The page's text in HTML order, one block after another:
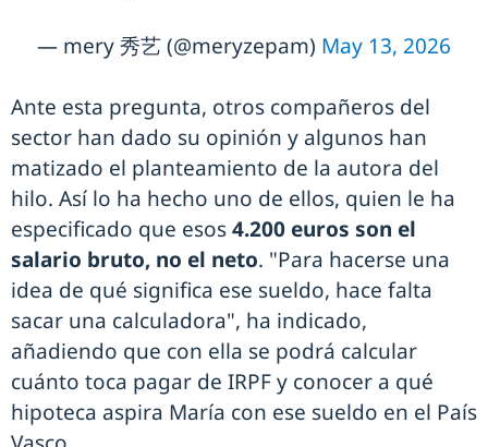
— mery 秀艺 (@meryzepam) May 13, 2026
Ante esta pregunta, otros compañeros del
sector han dado su opinión y algunos han
matizado el planteamiento de la autora del
hilo. Así lo ha hecho uno de ellos, quien le ha
especificado que esos4.200 euros son el
salario bruto, no el neto. "Para hacerse una
idea de qué significa ese sueldo, hace falta
sacar una calculadora", ha indicado,
añadiendo que con ella se podrá calcular
cuánto toca pagar de IRPF y conocer a qué
hipoteca aspira María con ese sueldo en el País